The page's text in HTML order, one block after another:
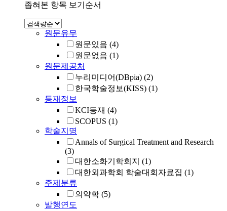
좁혀본 항목 보기순서
원문유무
원문있음 (4)
원문없음 (1)
원문제공처
누리미디어(DBpia) (2)
한국학술정보(KISS) (1)
등재정보
KCI등재 (4)
SCOPUS (1)
학술지명
Annals of Surgical Treatment and Research
(3)
대한소화기학회지 (1)
대한외과학회 학술대회자료집 (1)
주제분류
의약학 (5)
발행연도